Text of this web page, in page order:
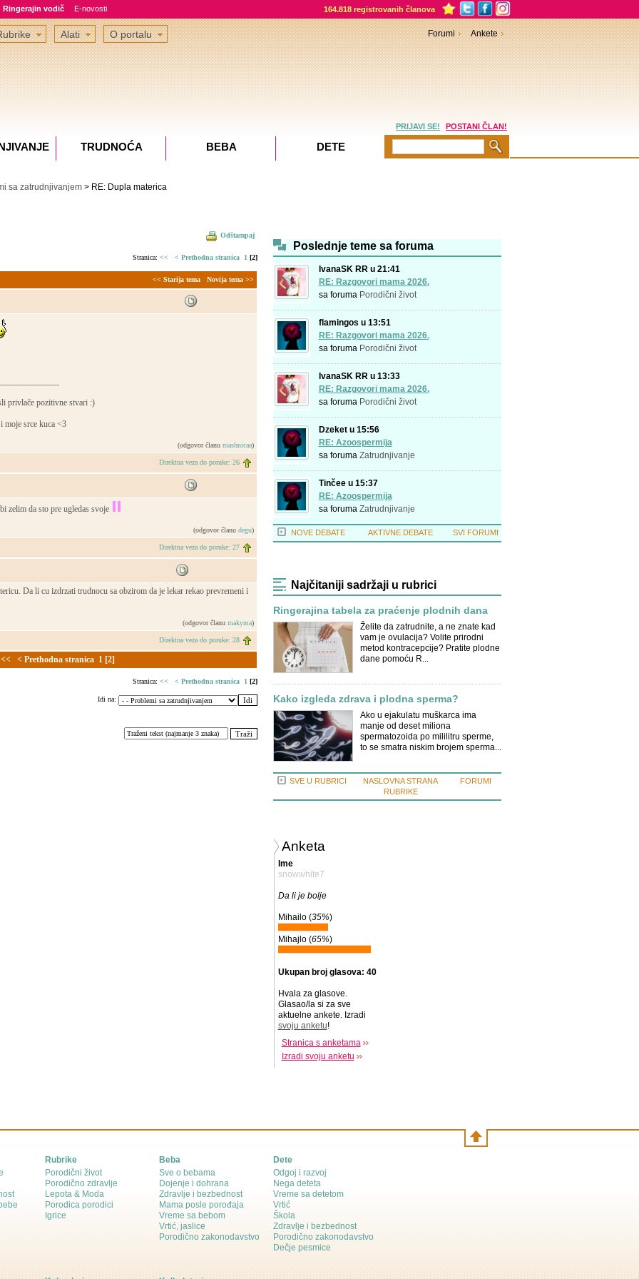
Ringerajin vodič E-novosti 164.818 registrovanih članova
sa zatrudnjivanjem> RE: Dupla materica
Odštampaj
Stranica: << < Prethodna stranica 1 [2]
<< Starija tema Novija tema >>
privlače pozitivne stvari :)
moje srce kuca <3
(odgovor članu mashnicaa)
Direktna veza do poruke: 26
zelim da sto pre ugledas svoje
(odgovor članu degu)
Direktna veza do poruke: 27
Da li cu izdrzati trudnocu sa obzirom da je lekar rekao prevremeni i
(odgovor članu makyma)
Direktna veza do poruke: 28
<< < Prethodna stranica 1 [2]
Stranica: << < Prethodna stranica 1 [2]
Idi na:
Poslednje teme sa foruma
IvanaSK RR u 21:41
RE: Razgovori mama 2026.
sa foruma Porodični život
flamingos u 13:51
RE: Razgovori mama 2026.
sa foruma Porodični život
IvanaSK RR u 13:33
RE: Razgovori mama 2026.
sa foruma Porodični život
Dzeket u 15:56
RE: Azoospermija
sa foruma Zatrudnjivanje
Tinčee u 15:37
RE: Azoospermija
sa foruma Zatrudnjivanje
NOVE DEBATE AKTIVNE DEBATE SVI FORUMI
Najčitaniji sadržaji u rubrici
Ringerajina tabela za praćenje plodnih dana
Želite da zatrudnite, a ne znate kad
vam je ovulacija? Volite prirodni
metod kontracepcije? Pratite plodne
dane pomoću R...
Kako izgleda zdrava i plodna sperma?
Ako u ejakulatu muškarca ima
manje od deset miliona
spermatozoida po mililitru sperme,
to se smatra niskim brojem sperma...
SVE U RUBRICI
NASLOVNA STRANA
RUBRIKE
FORUMI
Anketa
Ime
snowwhite7
Da li je bolje
Mihailo (35%)
Mihajlo (65%)
Ukupan broj glasova: 40
Hvala za glasove.
Glasao/la si za sve
aktuelne ankete. Izradi
svoju anketu!
Stranica s anketama
Izradi svoju anketu
Alati O portalu Forumi Ankete
PRIJAVI SE! POSTANI ČLAN!
TRUDNOĆA BEBA DETE
Rubrike
Porodični život
Porodično zdravlje
Lepota & Moda
Porodica porodici
Igrice
Beba
Sve o bebama
Dojenje i dohrana
Zdravlje i bezbednost
Mama posle porođaja
Vreme sa bebom
Vrtić, jaslice
Porodično zakonodavstvo
Dete
Odgoj i razvoj
Nega deteta
Vreme sa detetom
Vrtić
Škola
Zdravlje i bezbednost
Porodično zakonodavstvo
Dečje pesmice